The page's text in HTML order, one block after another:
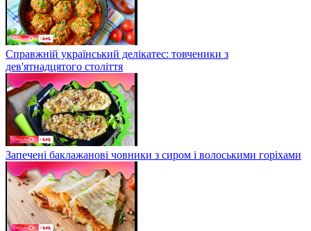
Справжній український делікатес: товченики з
дев'ятнадцятого століття
Запечені баклажанові човники з сиром і волоськими горіхами